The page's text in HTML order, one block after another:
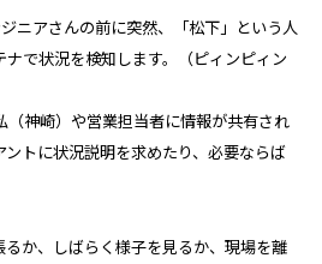
ニアさんの前に突然、「松下」という人
で状況を検知します。（ピィンピィン
（神崎）や営業担当者に情報が共有され
トに状況説明を求めたり、必要ならば
か、しばらく様子を見るか、現場を離